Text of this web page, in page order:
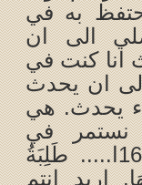
به في
الى ان
انا كنت في
ان يحدث
يحدث. هي
نستمر في
الصلاة. رسالة يعقوب 5 (16ا..... طَلِبَةُ
اريد انتم